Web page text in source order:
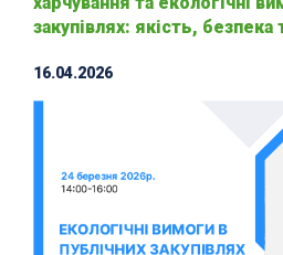
закупівлях: якість, безпека
16.04.2026